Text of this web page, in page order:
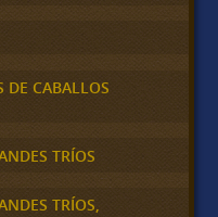
DE CABALLOS
TRÍOS
TRÍOS,